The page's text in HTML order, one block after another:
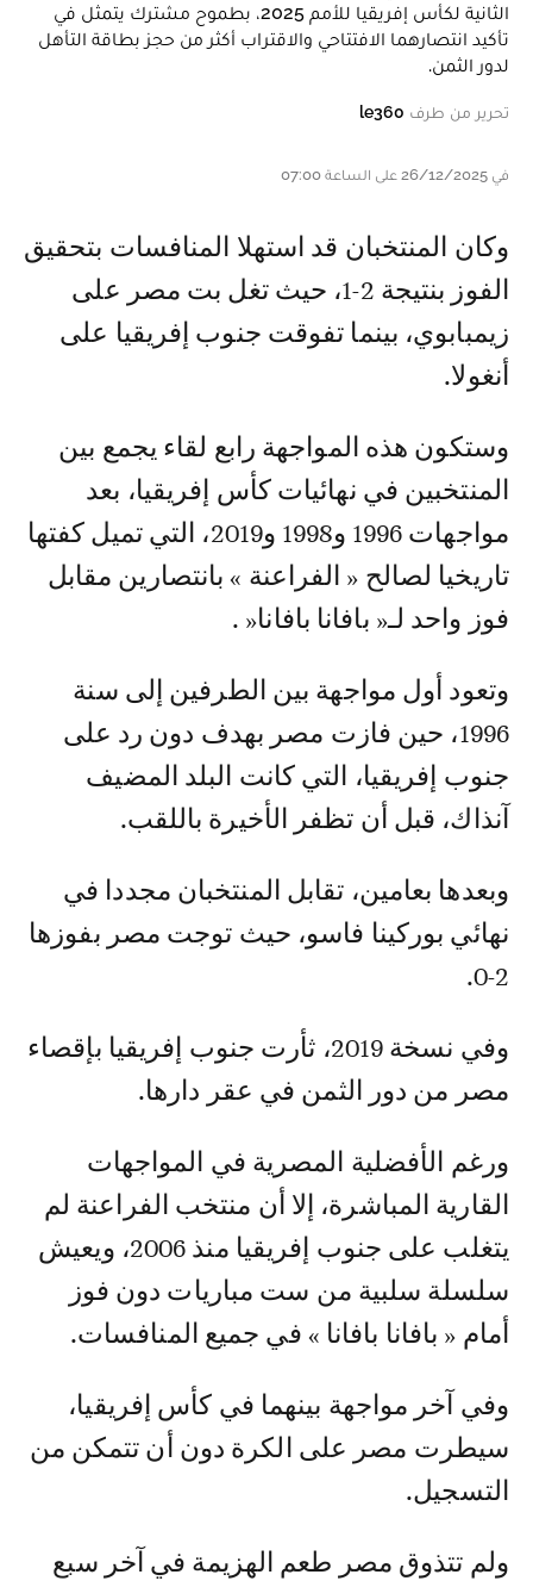
الثانية لكأس إفريقيا للأمم 2025، بطموح مشترك يتمثل في
تأكيد انتصارهما الافتتاحي والاقتراب أكثر من حجز بطاقة التأهل
لدور الثمن.
تحرير من طرف le360
في 26/12/2025 على الساعة 07:00
وكان المنتخبان قد استهلا المنافسات بتحقيق
الفوز بنتيجة 2-1، حيث تغل بت مصر على
زيمبابوي، بينما تفوقت جنوب إفريقيا على
أنغولا.
وستكون هذه المواجهة رابع لقاء يجمع بين
المنتخبين في نهائيات كأس إفريقيا، بعد
مواجهات 1996 و1998 و2019، التي تميل كفتها
تاريخيا لصالح « الفراعنة » بانتصارين مقابل
فوز واحد لـ« بافانا بافانا« .
وتعود أول مواجهة بين الطرفين إلى سنة
1996، حين فازت مصر بهدف دون رد على
جنوب إفريقيا، التي كانت البلد المضيف
آنذاك، قبل أن تظفر الأخيرة باللقب.
وبعدها بعامين، تقابل المنتخبان مجددا في
نهائي بوركينا فاسو، حيث توجت مصر بفوزها
2-0.
وفي نسخة 2019، ثأرت جنوب إفريقيا بإقصاء
مصر من دور الثمن في عقر دارها.
ورغم الأفضلية المصرية في المواجهات
القارية المباشرة، إلا أن منتخب الفراعنة لم
يتغلب على جنوب إفريقيا منذ 2006، ويعيش
سلسلة سلبية من ست مباريات دون فوز
أمام « بافانا بافانا » في جميع المنافسات.
وفي آخر مواجهة بينهما في كأس إفريقيا،
سيطرت مصر على الكرة دون أن تتمكن من
التسجيل.
ولم تتذوق مصر طعم الهزيمة في آخر سبع